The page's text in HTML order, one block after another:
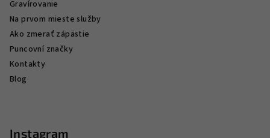
Gravírovanie
Na prvom mieste služby
Ako zmerať zápästie
Puncovní značky
Kontakty
Blog
Instagram